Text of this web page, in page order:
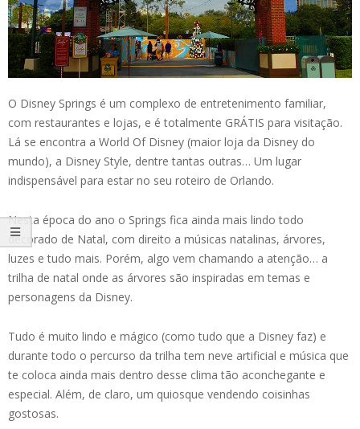
O Disney Springs é um complexo de entretenimento familiar,
com restaurantes e lojas, e é totalmente GRÁTIS para visitação.
Lá se encontra a World Of Disney (maior loja da Disney do
mundo), a Disney Style, dentre tantas outras… Um lugar
indispensável para estar no seu roteiro de Orlando.
Nesta época do ano o Springs fica ainda mais lindo todo
decorado de Natal, com direito a músicas natalinas, árvores,
luzes e tudo mais. Porém, algo vem chamando a atenção… a
trilha de natal onde as árvores são inspiradas em temas e
personagens da Disney.
Tudo é muito lindo e mágico (como tudo que a Disney faz) e
durante todo o percurso da trilha tem neve artificial e música que
te coloca ainda mais dentro desse clima tão aconchegante e
especial. Além, de claro, um quiosque vendendo coisinhas
gostosas.